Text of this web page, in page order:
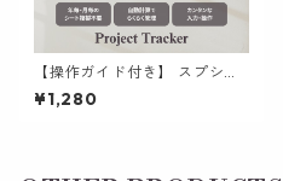
【操作ガイド付き】 スプシで
管理する 案件管理テンプレー
ト | Googleスプレッドシート
¥1,280